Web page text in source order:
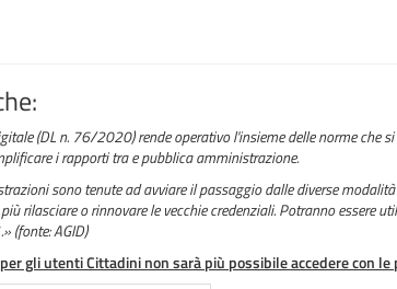
(DL n. 76/2020) rende operativo l'insieme delle norme che
i rapporti tra e pubblica amministrazione.
sono tenute ad avviare il passaggio dalle diverse
rilasciare o rinnovare le vecchie credenziali. Potranno essere
(fonte: AGID)
gli utenti Cittadini non sarà più possibile accedere con